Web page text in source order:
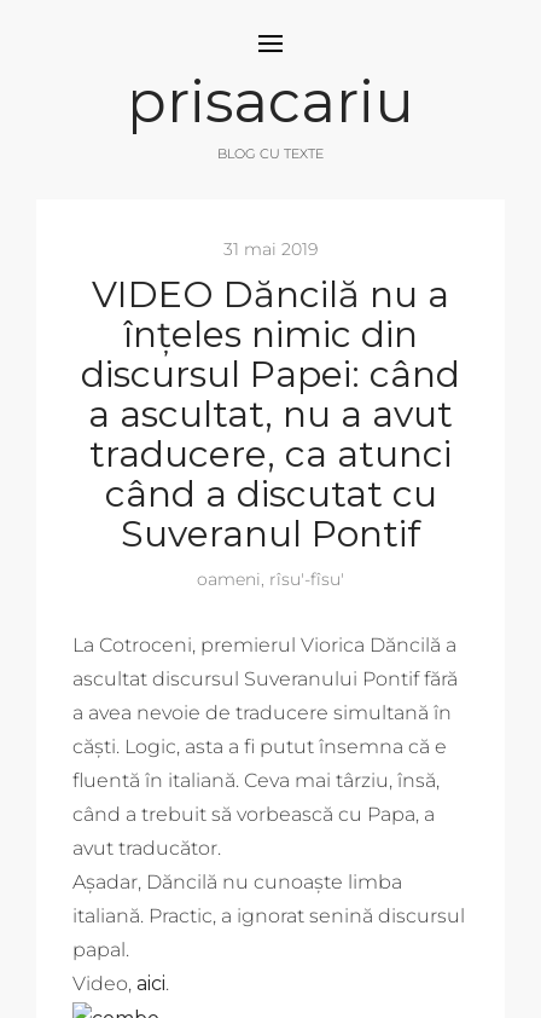
prisacariu
BLOG CU TEXTE
31 mai 2019
VIDEO Dăncilă nu a
înțeles nimic din
discursul Papei: când
a ascultat, nu a avut
traducere, ca atunci
când a discutat cu
Suveranul Pontif
oameni, rîsu'-fîsu'
La Cotroceni, premierul Viorica Dăncilă a
ascultat discursul Suveranului Pontif fără
a avea nevoie de traducere simultană în
căști. Logic, asta a fi putut însemna că e
fluentă în italiană. Ceva mai târziu, însă,
când a trebuit să vorbească cu Papa, a
avut traducător.
Așadar, Dăncilă nu cunoaște limba
italiană. Practic, a ignorat senină discursul
papal.
Video, aici.